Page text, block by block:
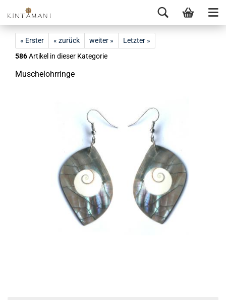
« Erster « zurück weiter »
Letzter »
586Artikel in dieser Kategorie
Mu­schel­ohr­rin­ge